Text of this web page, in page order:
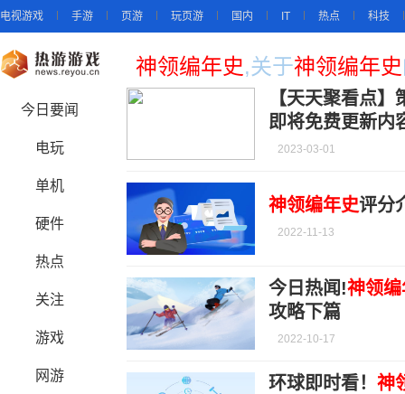
电视游戏 手游 页游 玩页游 国内 IT 热点 科技
今日要闻
电玩
单机
硬件
热点
关注
游戏
网游
神领编年史,关于神领编年史
【天天聚看点
即将免费更新内
2023-03-01
神领编年史评分
2022-11-13
今日热闻!神领
攻略下篇
2022-10-17
环球即时看！ 神